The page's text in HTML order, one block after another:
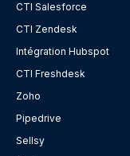
CTI Salesforce
CTI Zendesk
Intégration Hubspot
CTI Freshdesk
Zoho
Pipedrive
Sellsy